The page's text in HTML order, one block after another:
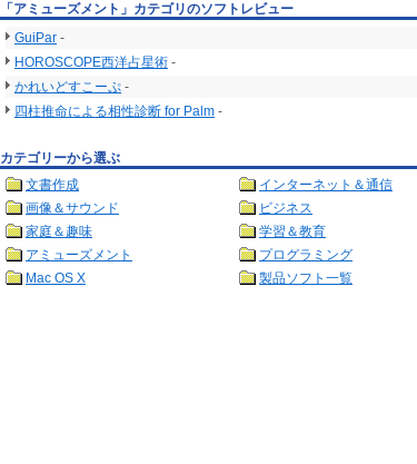
「アミューズメント」カテゴリのソフトレビュー
GuiPar -
HOROSCOPE西洋占星術 -
かれいどすこーぷ -
四柱推命による相性診断 for Palm -
カテゴリーから選ぶ
文書作成
インターネット＆通信
画像＆サウンド
ビジネス
家庭＆趣味
学習＆教育
アミューズメント
プログラミング
Mac OS X
製品ソフト一覧